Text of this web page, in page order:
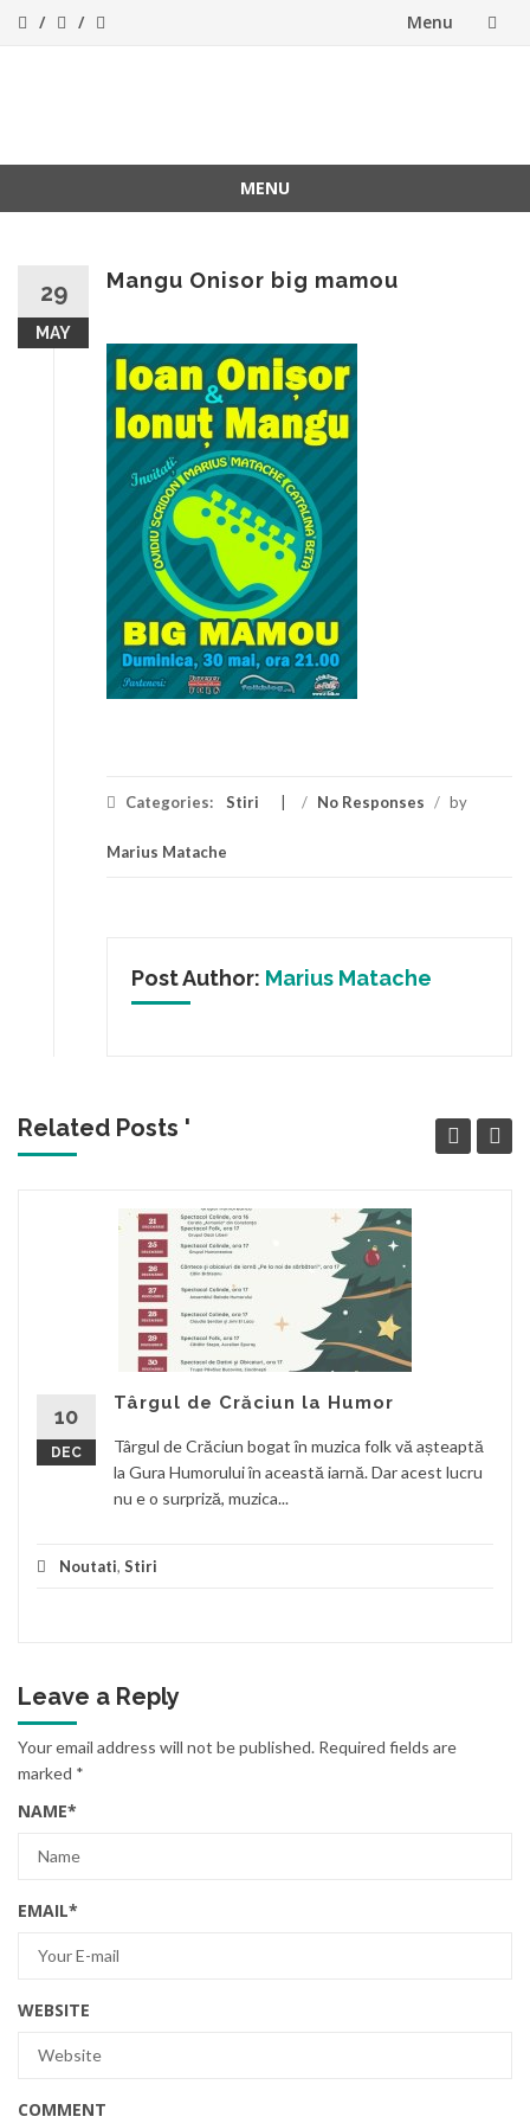
Menu
MENU
29
MAY
Mangu Onisor big mamou
Categories: Stiri / No Responses / by
Marius Matache
Post Author: Marius Matache
Related Posts '
10
DEC
Târgul de Crăciun la Humor
Târgul de Crăciun bogat în muzica folk vă așteaptă
la Gura Humorului în această iarnă. Dar acest lucru
nu e o surpriză, muzica...
Noutati, Stiri
Leave a Reply
Your email address will not be published. Required fields are
marked *
NAME*
EMAIL*
WEBSITE
COMMENT